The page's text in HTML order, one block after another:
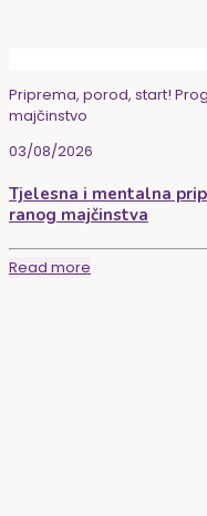
Priprema, porod, start!
majčinstvo
03/08/2026
Tjelesna i mentalna
ranog majčinstva
Read more